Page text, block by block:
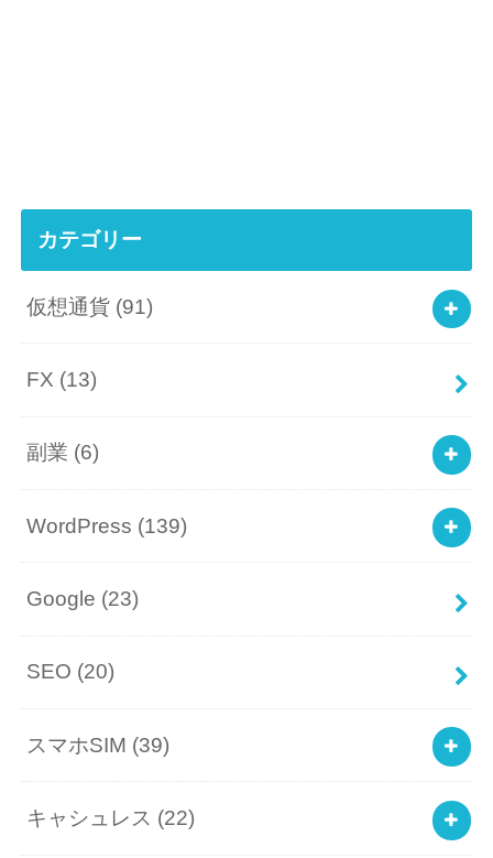
カテゴリー
仮想通貨 (91)
FX (13)
副業 (6)
WordPress (139)
Google (23)
SEO (20)
スマホSIM (39)
キャシュレス (22)